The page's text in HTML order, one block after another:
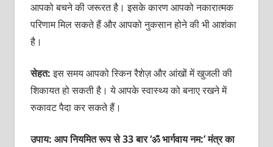
आपको बचने की जरूरत है। इसके कारण आपको नकारात्‍मक
परिणाम मिल सकते हैं और आपको नुकसान होने की भी आशंका
है।
सेहत:इस समय आपको स्किन रैशेज़ और आंखों में खुजली की
शिकायत हो सकती है। ये आपके स्‍वास्‍थ्‍य को बनाए रखने में
रुकावट पैदा कर सकते हैं।
उपाय: आप नियमित रूप से 33 बार ‘ॐ भार्गवाय नम:’ मंत्र का